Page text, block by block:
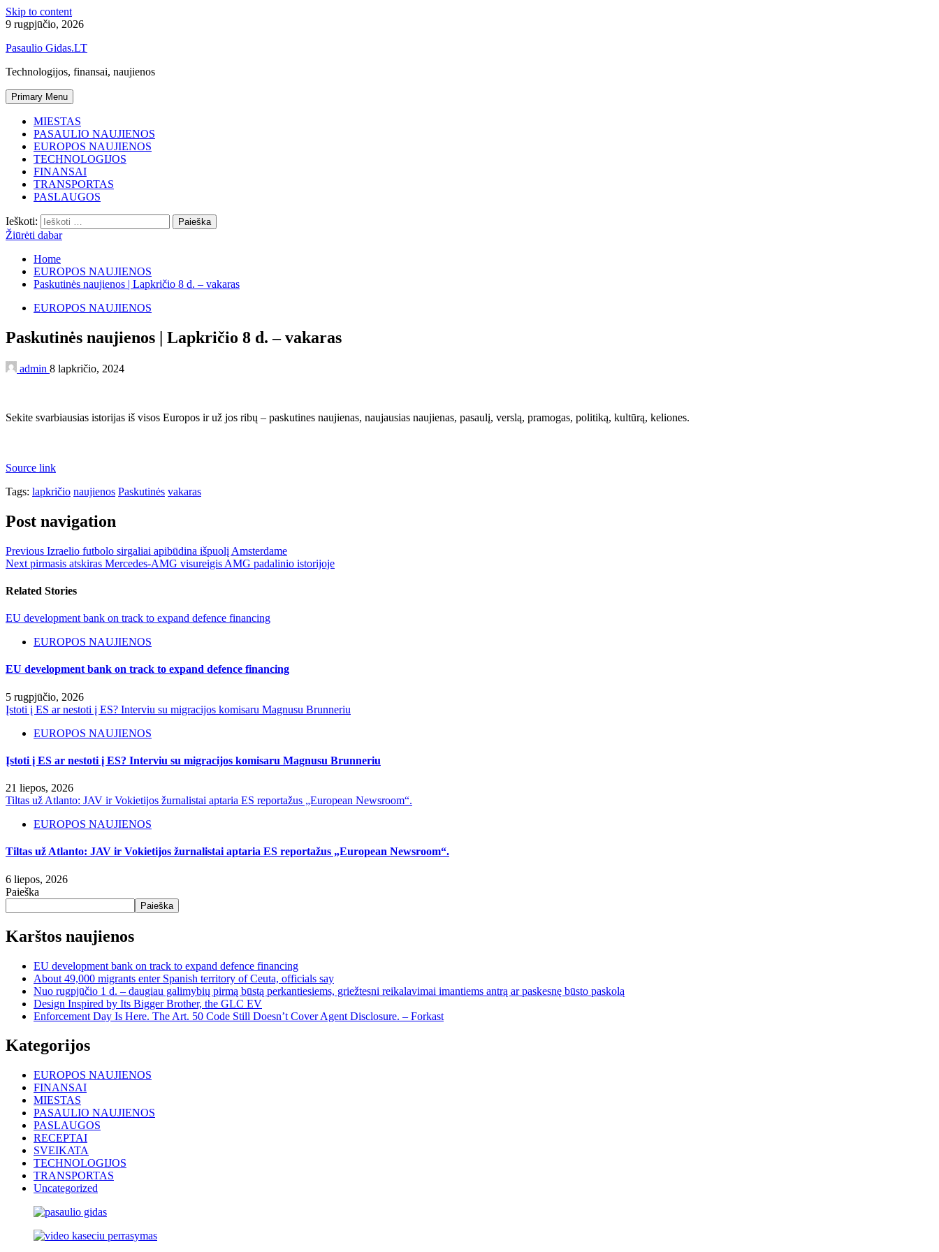
Skip to content
9 rugpjūčio, 2026
Pasaulio Gidas.LT
Technologijos, finansai, naujienos
Primary Menu
MIESTAS
PASAULIO NAUJIENOS
EUROPOS NAUJIENOS
TECHNOLOGIJOS
FINANSAI
TRANSPORTAS
PASLAUGOS
Ieškoti:
Žiūrėti dabar
Home
EUROPOS NAUJIENOS
Paskutinės naujienos | Lapkričio 8 d. – vakaras
EUROPOS NAUJIENOS
Paskutinės naujienos | Lapkričio 8 d. – vakaras
admin 8 lapkričio, 2024
Sekite svarbiausias istorijas iš visos Europos ir už jos ribų – paskutines naujienas, naujausias naujienas, pasaulį, verslą, pramogas, politiką, kultūrą, keliones.
Source link
Tags: lapkričio naujienos Paskutinės vakaras
Post navigation
Previous Izraelio futbolo sirgaliai apibūdina išpuolį Amsterdame
Next pirmasis atskiras Mercedes-AMG visureigis AMG padalinio istorijoje
Related Stories
EU development bank on track to expand defence financing
EUROPOS NAUJIENOS
EU development bank on track to expand defence financing
5 rugpjūčio, 2026
Įstoti į ES ar nestoti į ES? Interviu su migracijos komisaru Magnusu Brunneriu
EUROPOS NAUJIENOS
Įstoti į ES ar nestoti į ES? Interviu su migracijos komisaru Magnusu Brunneriu
21 liepos, 2026
Tiltas už Atlanto: JAV ir Vokietijos žurnalistai aptaria ES reportažus „European Newsroom“.
EUROPOS NAUJIENOS
Tiltas už Atlanto: JAV ir Vokietijos žurnalistai aptaria ES reportažus „European Newsroom“.
6 liepos, 2026
Paieška
Paieška
Karštos naujienos
EU development bank on track to expand defence financing
About 49,000 migrants enter Spanish territory of Ceuta, officials say
Nuo rugpjūčio 1 d. – daugiau galimybių pirmą būstą perkantiesiems, griežtesni reikalavimai imantiems antrą ar paskesnę būsto paskolą
Design Inspired by Its Bigger Brother, the GLC EV
Enforcement Day Is Here. The Art. 50 Code Still Doesn’t Cover Agent Disclosure. – Forkast
Kategorijos
EUROPOS NAUJIENOS
FINANSAI
MIESTAS
PASAULIO NAUJIENOS
PASLAUGOS
RECEPTAI
SVEIKATA
TECHNOLOGIJOS
TRANSPORTAS
Uncategorized